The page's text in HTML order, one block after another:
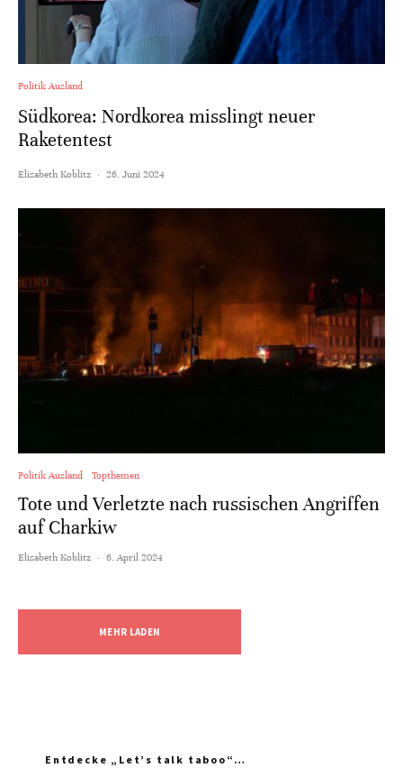
Politik Ausland
Südkorea: Nordkorea misslingt neuer
Raketentest
Elisabeth Koblitz · 26. Juni 2024
Politik Ausland Topthemen
Tote und Verletzte nach russischen Angriffen
auf Charkiw
Elisabeth Koblitz · 6. April 2024
MEHR LADEN
Entdecke „Let’s talk taboo“…